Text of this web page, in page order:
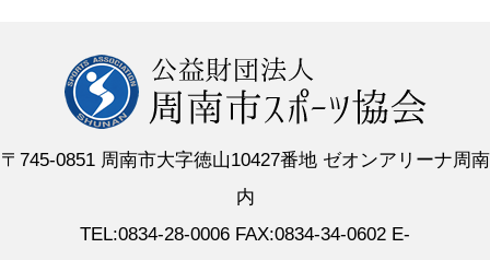
〒745-0851 周南市大字徳山10427番地 ゼオンアリーナ周南
内
TEL:0834-28-0006 FAX:0834-34-0602 E-